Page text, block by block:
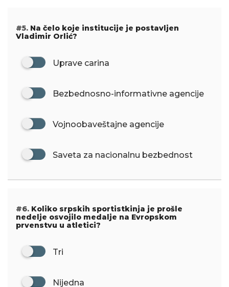
#5. Na čelo koje institucije je postavljen
Vladimir Orlić?
Uprave carina
Bezbednosno-informativne agencije
Vojnoobaveštajne agencije
Saveta za nacionalnu bezbednost
#6. Koliko srpskih sportistkinja je prošle
nedelje osvojilo medalje na Evropskom
prvenstvu u atletici?
Tri
Nijedna